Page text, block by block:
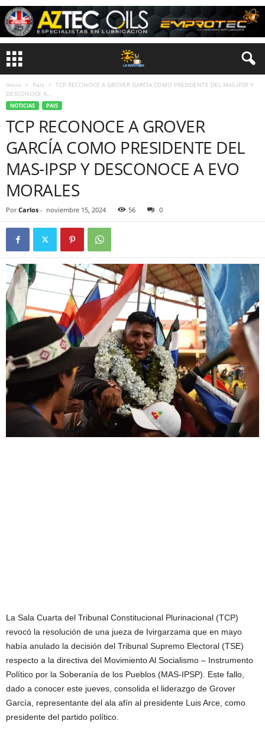
Inicio Pais
TCP RECONOCE A GROVER GARCÍA COMO PRESIDENTE DEL MAS-IPSP Y
DESCONOCE A...
NOTICIAS PAIS
TCP RECONOCE A GROVER
GARCÍA COMO PRESIDENTE DEL
MAS-IPSP Y DESCONOCE A EVO
MORALES
Por Carlos - noviembre 15, 2024 56 0
La Sala Cuarta del Tribunal Constitucional Plurinacional (TCP)
revocó la resolución de una jueza de Ivirgarzama que en mayo
había anulado la decisión del Tribunal Supremo Electoral (TSE)
respecto a la directiva del Movimiento Al Socialismo – Instrumento
Político por la Soberanía de los Pueblos (MAS-IPSP). Este fallo,
dado a conocer este jueves, consolida el liderazgo de Grover
García, representante del ala afín al presidente Luis Arce, como
presidente del partido político.